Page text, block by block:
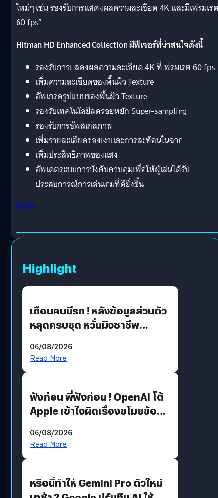
ใหม่ๆ เช่น รองรับการแสดงผลความละเอียด 4K และมีเฟรมเร
60 fps”
Hitman HD Enhanced Collection มีฟีเจอร์ที่น่าสนใจดังนี้
รองรับการแสดงผลความละเอียด 4K ที่เฟรมเรต 60 fps
เพิ่มความละเอียดของพื้นผิว Texture
อัพเกรดรูปแบบของพื้นผิว Texture
รองรับเทคโนโลยีลดรอยหยัก Super-sampling
รองรับการอัพสเกลภาพ
เพิ่มรายละเอียดของเงาและการสะท้อนในฉาก
เพิ่มประสิทธิภาพของแสง
อัพเดตระบบการบังคับควบคุมเพื่อให้ผู้เล่นได้รับ
ประสบการณ์การเล่นเกมที่ดียิ่งขึ้น
อ้างอิง
Highlight
เตือนคนมีรถ ! หลังข้อมูลส่วนตัว
หลุดครบชุด หวั่นมิจชาชีพ
รหัสผ่านหลุด ไม่ใช่แฮ็กเกอร์
06/08/2026
Read More
ฟังก่อน พี่ฟังก่อน ! OpenAI โต้
Apple เข้าใจผิดเรื่องขโมยข้อมูล
06/08/2026
Read More
หรือนี่ทำให้ Gemini Pro ตัวใหม่